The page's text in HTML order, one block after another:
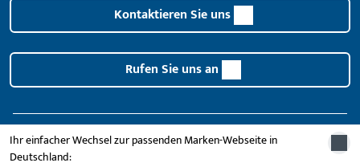
Ihr einfacher Wechsel zur passenden Marken-Webseite in
Deutschland:
Kontaktieren Sie uns
Rufen Sie uns an